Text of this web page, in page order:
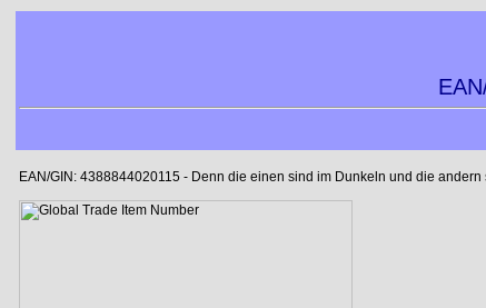
EAN/GIN: 4388844020115 - Denn die einen sind im Dunkeln und die